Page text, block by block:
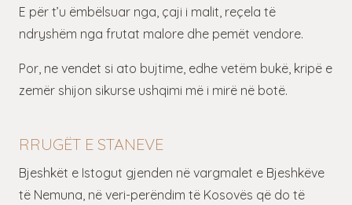
E për t’u ëmbëlsuar nga, çaji i malit, reçela të
ndryshëm nga frutat malore dhe pemët vendore.
Por, ne vendet si ato bujtime, edhe vetëm bukë, kripë e
zemër shijon sikurse ushqimi më i mirë në botë.
RRUGËT E STANEVE
Bjeshkët e Istogut gjenden në vargmalet e Bjeshkëve
të Nemuna, në veri-perëndim të Kosovës që do të